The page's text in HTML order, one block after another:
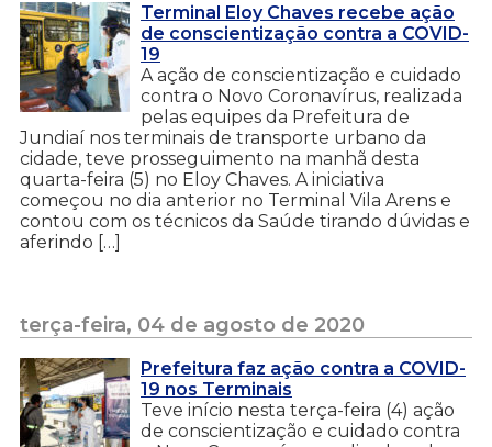
Terminal Eloy Chaves recebe ação
de conscientização contra a COVID-
19
A ação de conscientização e cuidado
contra o Novo Coronavírus, realizada
pelas equipes da Prefeitura de
Jundiaí nos terminais de transporte urbano da
cidade, teve prosseguimento na manhã desta
quarta-feira (5) no Eloy Chaves. A iniciativa
começou no dia anterior no Terminal Vila Arens e
contou com os técnicos da Saúde tirando dúvidas e
aferindo […]
terça-feira, 04 de agosto de 2020
Prefeitura faz ação contra a COVID-
19 nos Terminais
Teve início nesta terça-feira (4) ação
de conscientização e cuidado contra